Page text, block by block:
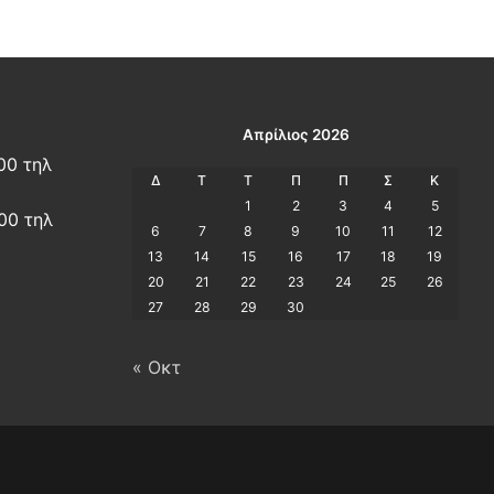
τηλ
τηλ
Απρίλιος 2026
Δ Τ Τ Π Π Σ
Κ
1
2 3 4
5
6
7 8 9 10 11
12
13
14 15 16 17 18
19
20
21 22 23 24 25
26
27
28 29 30
« Οκτ